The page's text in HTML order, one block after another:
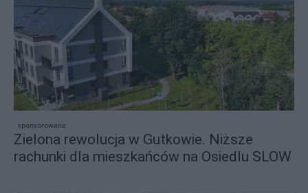
sponsorowane
Zielona rewolucja w Gutkowie. Niższe
rachunki dla mieszkańców na Osiedlu SLOW